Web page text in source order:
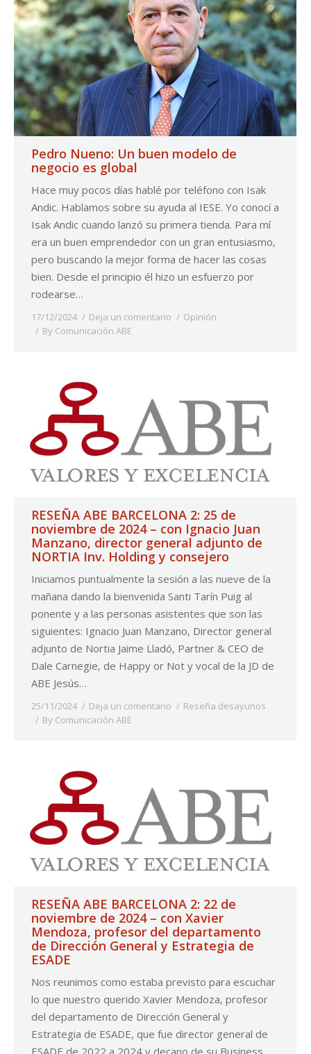
Pedro Nueno: Un buen modelo de
negocio es global
Hace muy pocos días hablé por teléfono con Isak
Andic. Hablamos sobre su ayuda al IESE. Yo conocí a
Isak Andic cuando lanzó su primera tienda. Para mí
era un buen emprendedor con un gran entusiasmo,
pero buscando la mejor forma de hacer las cosas
bien. Desde el principio él hizo un esfuerzo por
rodearse…
17/12/2024 Deja un comentario
Opinión
By Comunicación ABE
RESEÑA ABE BARCELONA 2: 25 de
noviembre de 2024 – con Ignacio Juan
Manzano, director general adjunto de
NORTIA Inv. Holding y consejero
Iniciamos puntualmente la sesión a las nueve de la
mañana dando la bienvenida Santi Tarín Puig al
ponente y a las personas asistentes que son las
siguientes: Ignacio Juan Manzano, Director general
adjunto de Nortia Jaime Lladó, Partner & CEO de
Dale Carnegie, de Happy or Not y vocal de la JD de
ABE Jesús…
25/11/2024 Deja un comentario
Reseña desayunos
By Comunicación ABE
RESEÑA ABE BARCELONA 2: 22 de
noviembre de 2024 – con Xavier
Mendoza, profesor del departamento
de Dirección General y Estrategia de
ESADE
Nos reunimos como estaba previsto para escuchar
lo que nuestro querido Xavier Mendoza, profesor
del departamento de Dirección General y
Estrategia de ESADE, que fue director general de